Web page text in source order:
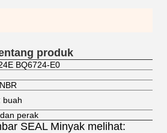
produk
BQ6724-E0
buah
perak
SEAL Minyak melihat: